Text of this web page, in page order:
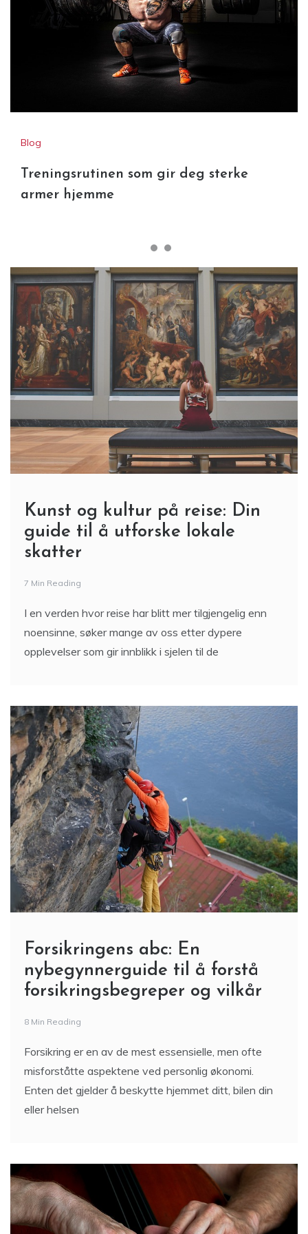
Blog
Treningsrutinen som gir deg sterke
armer hjemme
Kunst og kultur på reise: Din
guide til å utforske lokale
skatter
7 Min Reading
I en verden hvor reise har blitt mer tilgjengelig enn
noensinne, søker mange av oss etter dypere
opplevelser som gir innblikk i sjelen til de
Forsikringens abc: En
nybegynnerguide til å forstå
forsikringsbegreper og vilkår
8 Min Reading
Forsikring er en av de mest essensielle, men ofte
misforståtte aspektene ved personlig økonomi.
Enten det gjelder å beskytte hjemmet ditt, bilen din
eller helsen